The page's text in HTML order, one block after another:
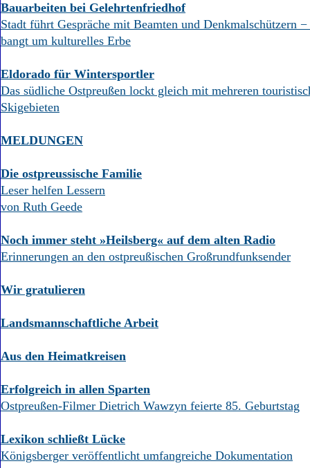
Bauarbeiten bei Gelehrtenfriedhof
Stadt führt Gespräche mit Beamten und Denkmalschützern
bangt um kulturelles Erbe
Eldorado für Wintersportler
Das südliche Ostpreußen lockt gleich mit mehreren
Skigebieten
MELDUNGEN
Die ostpreussische Familie
Leser helfen Lessern
von Ruth Geede
Noch immer steht »Heilsberg« auf dem alten Radio
Erinnerungen an den ostpreußischen Großrundfunksender
Wir gratulieren
Landsmannschaftliche Arbeit
Aus den Heimatkreisen
Erfolgreich in allen Sparten
Ostpreußen-Filmer Dietrich Wawzyn feierte 85. Geburtstag
Lexikon schließt Lücke
Königsberger veröffentlicht umfangreiche Dokumentation